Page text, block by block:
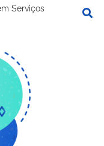
Serviços